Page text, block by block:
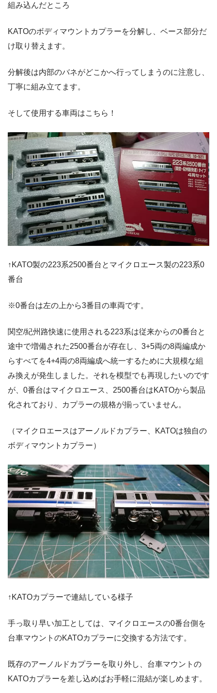
組み込んだところ
KATOのボディマウントカプラーを分解し、ベース部分だ
け取り替えます。
分解後は内部のバネがどこかへ行ってしまうのに注意し、
丁寧に組み立てます。
そして使用する車両はこちら！
↑KATO製の223系2500番台とマイクロエース製の223系0
番台
※0番台は左の上から3番目の車両です。
関空/紀州路快速に使用される223系は従来からの0番台と
途中で増備された2500番台が存在し、3+5両の8両編成か
らすべてを4+4両の8両編成へ統一するために大規模な組
み換えが発生しました。それを模型でも再現したいのです
が、0番台はマイクロエース、2500番台はKATOから製品
化されており、カプラーの規格が揃っていません。
（マイクロエースはアーノルドカプラー、KATOは独自の
ボディマウントカプラー）
↑KATOカプラーで連結している様子
手っ取り早い加工としては、マイクロエースの0番台側を
台車マウントのKATOカプラーに交換する方法です。
既存のアーノルドカプラーを取り外し、台車マウントの
KATOカプラーを差し込めばお手軽に混結が楽しめます。